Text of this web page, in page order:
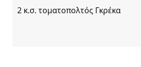
2 κ.σ. τοματοπολτός Γκρέκα